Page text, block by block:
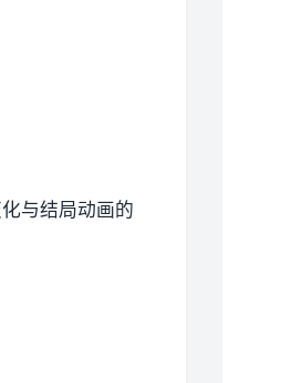
与结局动画的